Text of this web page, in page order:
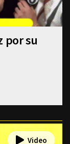
por su